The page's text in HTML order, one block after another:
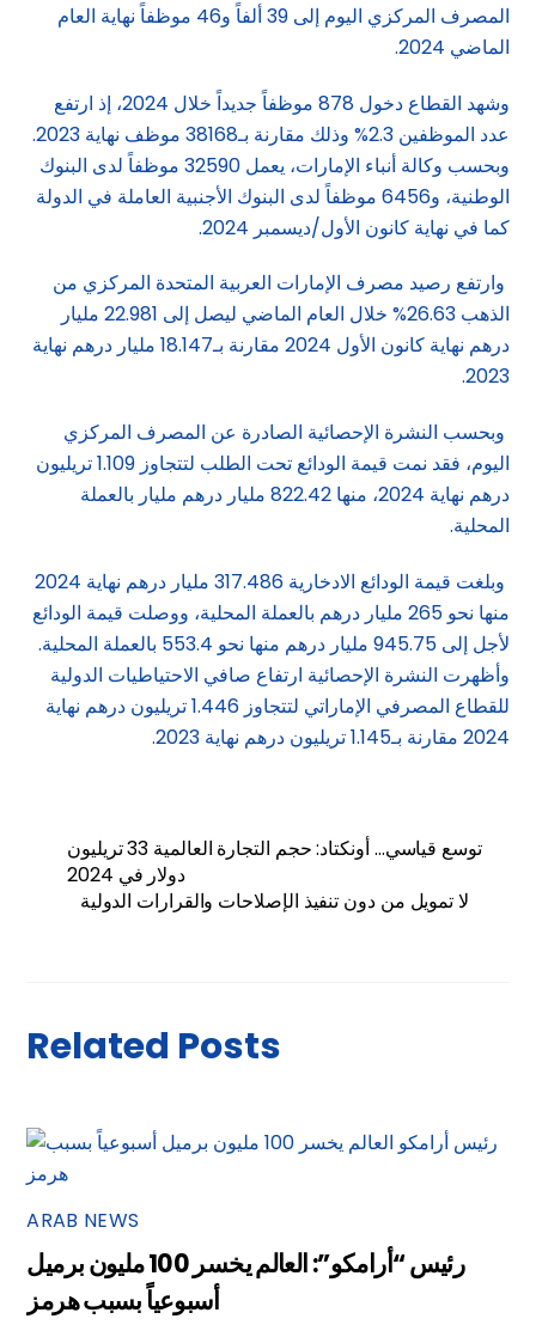
المصرف المركزي اليوم إلى 39 ألفاً و46 موظفاً نهاية العام
الماضي 2024.
وشهد القطاع دخول 878 موظفاً جديداً خلال 2024، إذ ارتفع
عدد الموظفين 2.3% وذلك مقارنة بـ38168 موظف نهاية 2023.
وبحسب وكالة أنباء الإمارات، يعمل 32590 موظفاً لدى البنوك
الوطنية، و6456 موظفاً لدى البنوك الأجنبية العاملة في الدولة
كما في نهاية كانون الأول/ديسمبر 2024.
وارتفع رصيد مصرف الإمارات العربية المتحدة المركزي من
الذهب 26.63% خلال العام الماضي ليصل إلى 22.981 مليار
درهم نهاية كانون الأول 2024 مقارنة بـ18.147 مليار درهم نهاية
2023.
وبحسب النشرة الإحصائية الصادرة عن المصرف المركزي
اليوم، فقد نمت قيمة الودائع تحت الطلب لتتجاوز 1.109 تريليون
درهم نهاية 2024، منها 822.42 مليار درهم مليار بالعملة
المحلية.
وبلغت قيمة الودائع الادخارية 317.486 مليار درهم نهاية 2024
منها نحو 265 مليار درهم بالعملة المحلية، ووصلت قيمة الودائع
لأجل إلى 945.75 مليار درهم منها نحو 553.4 بالعملة المحلية.
وأظهرت النشرة الإحصائية ارتفاع صافي الاحتياطيات الدولية
للقطاع المصرفي الإماراتي لتتجاوز 1.446 تريليون درهم نهاية
2024 مقارنة بـ1.145 تريليون درهم نهاية 2023.
توسع قياسي… أونكتاد: حجم التجارة العالمية 33 تريليون
دولار في 2024
لا تمويل من دون تنفيذ الإصلاحات والقرارات الدولية
Related Posts
ARAB NEWS
رئيس “أرامكو”: العالم يخسر 100 مليون برميل
أسبوعياً بسبب هرمز